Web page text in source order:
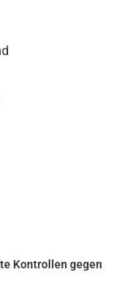
Kontrollen gegen